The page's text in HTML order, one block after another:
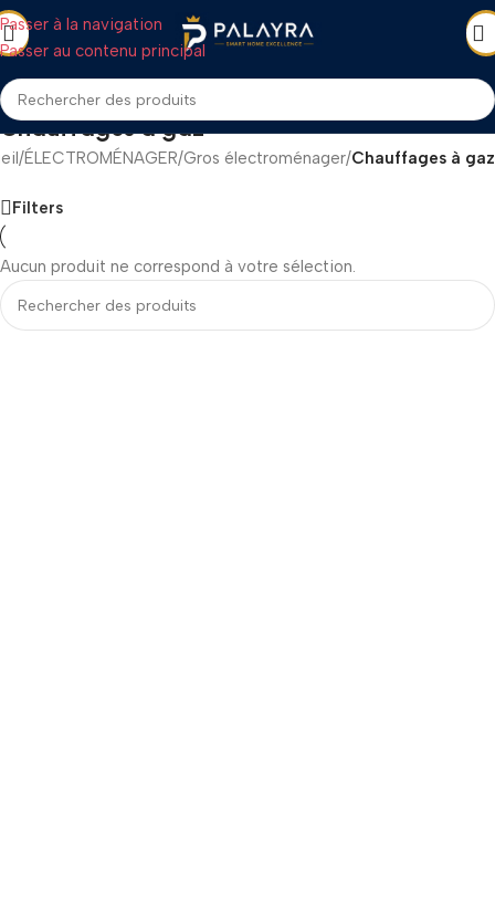
Passer à la navigation
Passer au contenu principal
Chauffages à gaz
/ÉLECTROMÉNAGER/Gros électroménager/Chauffages à gaz
Filters
Aucun produit ne correspond à votre sélection.